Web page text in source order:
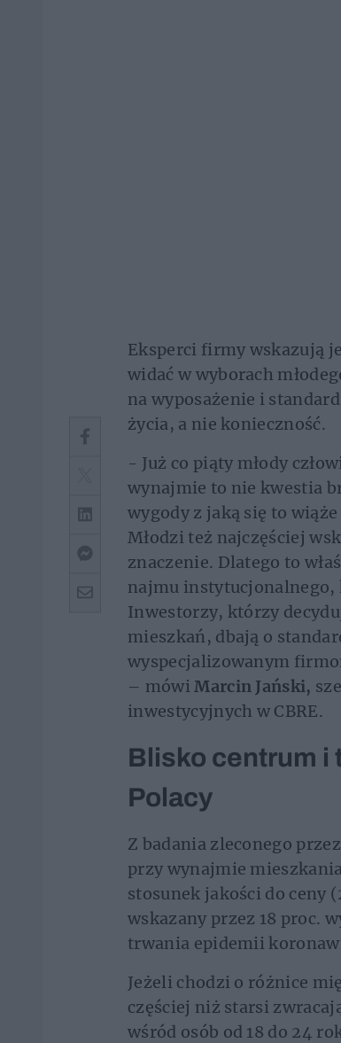
Eksperci firmy wskazują
widać w wyborach
na wyposażenie i
życia, a nie konieczność.
- Już co piąty młody
wynajmie to nie kwestia
wygody z jaką się to
Młodzi też najczęściej
znaczenie. Dlatego to
najmu instytucjonalnego,
Inwestorzy, którzy
mieszkań, dbają o
wyspecjalizowanym
– mówiMarcin Jański,
inwestycyjnych w CBRE.
Blisko centrum i
Polacy
Z badania zleconego
przy wynajmie
stosunek jakości do ceny
wskazany przez 18 proc.
trwania epidemii
Jeżeli chodzi o różnice
częściej niż starsi
wśród osób od 18 do 24